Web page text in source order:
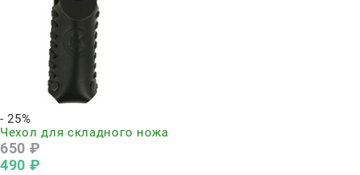
- 25%
Чехол для складного ножа
650 ₽
490 ₽